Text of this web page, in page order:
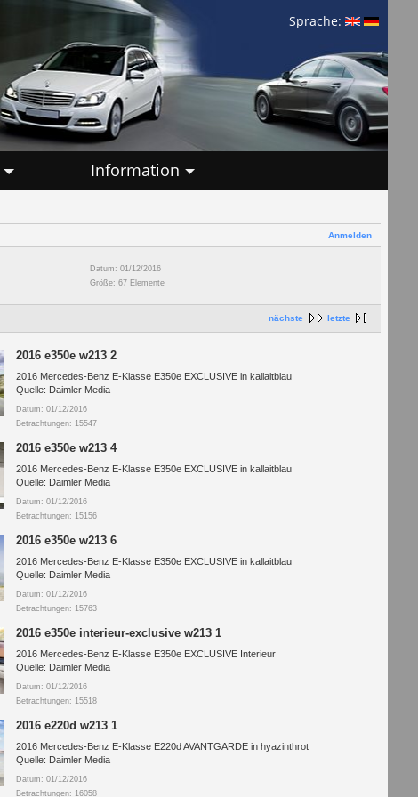
Sprache:
Information
Anmelden
Datum: 01/12/2016
Größe: 67 Elemente
nächste letzte
2016 e350e w213 2
2016 Mercedes-Benz E-Klasse E350e EXCLUSIVE in kallaitblau
Quelle: Daimler Media
Datum: 01/12/2016
Betrachtungen: 15547
2016 e350e w213 4
2016 Mercedes-Benz E-Klasse E350e EXCLUSIVE in kallaitblau
Quelle: Daimler Media
Datum: 01/12/2016
Betrachtungen: 15156
2016 e350e w213 6
2016 Mercedes-Benz E-Klasse E350e EXCLUSIVE in kallaitblau
Quelle: Daimler Media
Datum: 01/12/2016
Betrachtungen: 15763
2016 e350e interieur-exclusive w213 1
2016 Mercedes-Benz E-Klasse E350e EXCLUSIVE Interieur
Quelle: Daimler Media
Datum: 01/12/2016
Betrachtungen: 15518
2016 e220d w213 1
2016 Mercedes-Benz E-Klasse E220d AVANTGARDE in hyazinthrot
Quelle: Daimler Media
Datum: 01/12/2016
Betrachtungen: 16058